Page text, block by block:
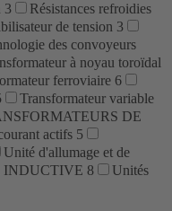
3
Résistances refroidies
de tension 3
des convoyeurs
à noyau toroïdal
ferroviaire 6
Transformateur variable
DE
actifs 5
Unité d'allumage et de
INDUCTIVE 8
Unités